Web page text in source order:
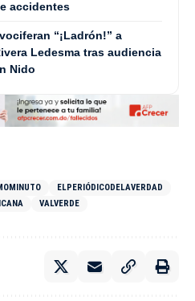
accidentes
“¡Ladrón!” a
Ledesma tras audiencia
Nido
ELPERIÓDICODELAVERDAD
VALVERDE